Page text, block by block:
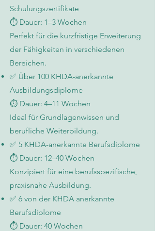
Schulungszertifikate
⏱️ Dauer: 1–3 Wochen
Perfekt für die kurzfristige Erweiterung
der Fähigkeiten in verschiedenen
Bereichen.
✅ Über 100 KHDA-anerkannte
Ausbildungsdiplome
⏱️ Dauer: 4–11 Wochen
Ideal für Grundlagenwissen und
berufliche Weiterbildung.
✅ 5 KHDA-anerkannte Berufsdiplome
⏱️ Dauer: 12–40 Wochen
Konzipiert für eine berufsspezifische,
praxisnahe Ausbildung.
✅ 6 von der KHDA anerkannte
Berufsdiplome
⏱️ Dauer: 40 Wochen